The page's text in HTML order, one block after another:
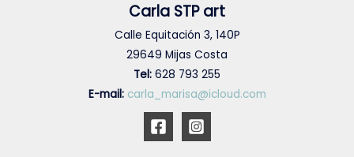
Carla STP art
Calle Equitación 3, 140P
29649 Mijas Costa
Tel: 628 793 255
E-mail: carla_marisa@icloud.com